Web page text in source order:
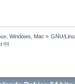
Windows, Mac » GNU/
!!!!